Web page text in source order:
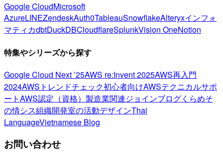
Google CloudMicrosoft
AzureLINEZendeskAuth0TableauSnowflakeAlteryxインフォ
マティカdbtDuckDBCloudflareSplunkVision OneNotion
特集やシリーズから探す
Google Cloud Next ’25AWS re:Invent 2025AWS再入門
2024AWSトレンドチェック初心者向けAWSテクニカルサポ
ートAWS認定（資格） 製造業関連ジョインブログくらめそ
の情シス組織開発室の活動デザインThai
LanguageVietnamese Blog
お問い合わせ